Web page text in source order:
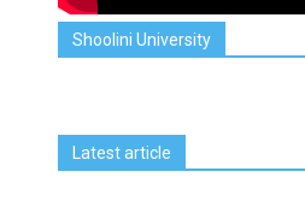
Shoolini University
Latest article